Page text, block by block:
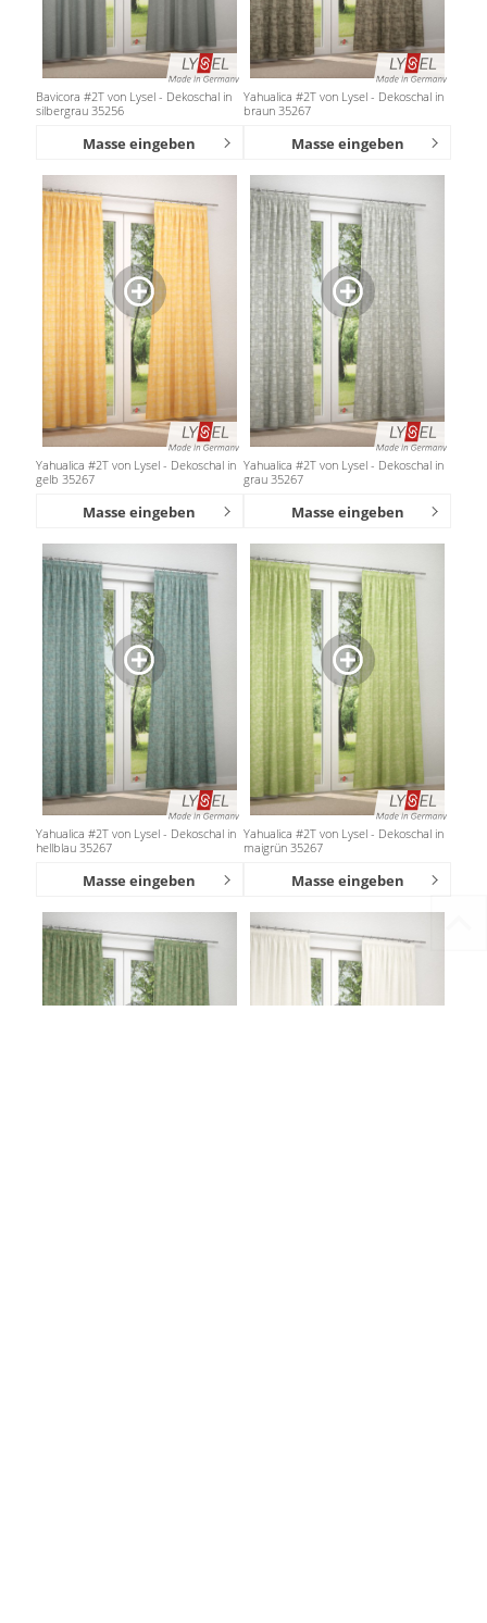
Bavicora #2T von Lysel - Dekoschal in
silbergrau 35256
Masse eingeben
Yahualica #2T von Lysel - Dekoschal in
braun 35267
Masse eingeben
Yahualica #2T von Lysel - Dekoschal in
gelb 35267
Masse eingeben
Yahualica #2T von Lysel - Dekoschal in
grau 35267
Masse eingeben
Yahualica #2T von Lysel - Dekoschal in
hellblau 35267
Masse eingeben
Yahualica #2T von Lysel - Dekoschal in
maigrün 35267
Masse eingeben